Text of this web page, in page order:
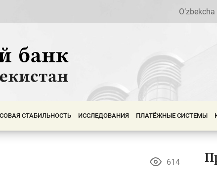
O’zbekcha
СТАБИЛЬНОСТЬ ИССЛЕДОВАНИЯ ПЛАТЁЖНЫЕ СИСТЕМЫ
614